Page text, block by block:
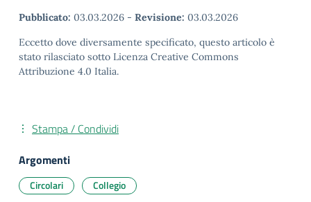
Pubblicato: 03.03.2026 - Revisione: 03.03.2026
Eccetto dove diversamente specificato, questo articolo è
stato rilasciato sotto Licenza Creative Commons
Attribuzione 4.0 Italia.
Stampa / Condividi
Argomenti
Circolari Collegio